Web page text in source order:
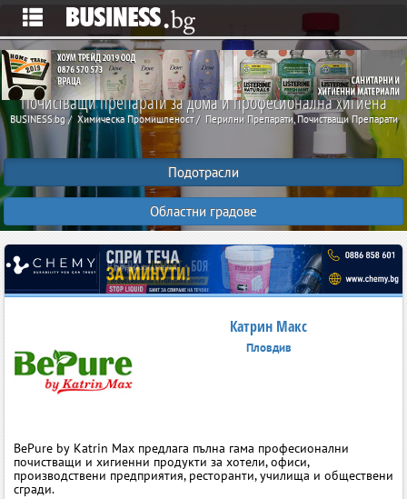
Почистващи препарати за дома и професионална хигиена
BUSINESS.bg Химическа Промишленост Перилни Препарати, Почистващи Препарати
Подотрасли
Областни градове
Катрин Макс
Пловдив
BePure by Katrin Max предлага пълна гама професионални
почистващи и хигиенни продукти за хотели, офиси,
производствени предприятия, ресторанти, училища и обществени
сгради.